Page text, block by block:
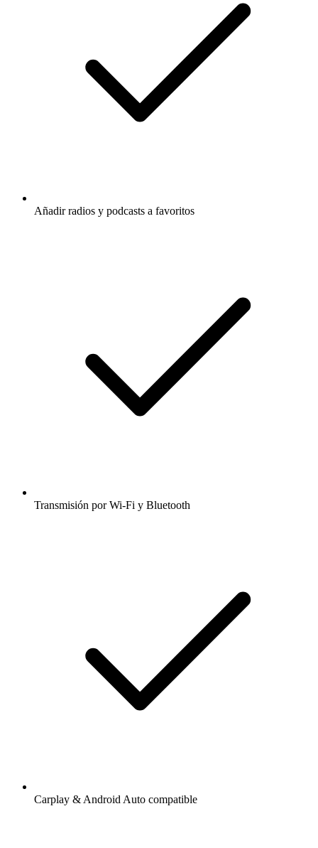
Añadir radios y podcasts a favoritos
Transmisión por Wi-Fi y Bluetooth
Carplay & Android Auto compatible